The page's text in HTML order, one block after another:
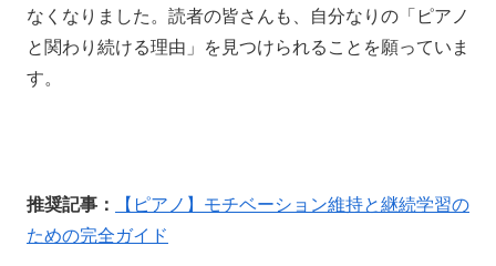
なくなりました。読者の皆さんも、自分なりの「ピアノ
と関わり続ける理由」を見つけられることを願っていま
す。
推奨記事：
【ピアノ】モチベーション維持と継続学習の
ための完全ガイド